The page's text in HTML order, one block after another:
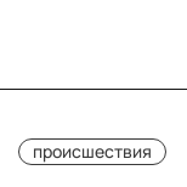
происшествия